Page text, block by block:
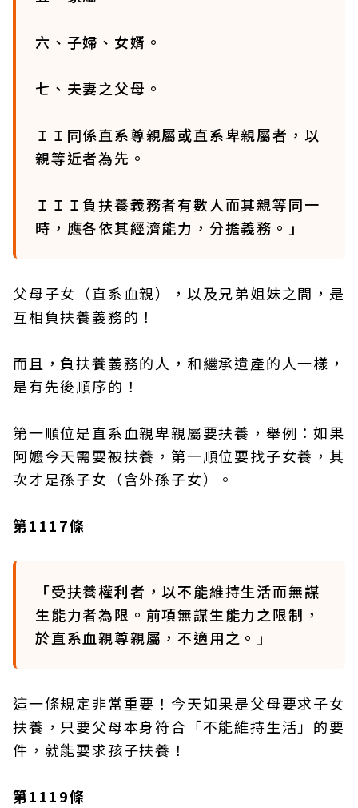
六、子婦、女婿。
七、夫妻之父母。
ＩＩ同係直系尊親屬或直系卑親屬者，以
親等近者為先。
ＩＩＩ負扶養義務者有數人而其親等同一
時，應各依其經濟能力，分擔義務。」
父母子女（直系血親），以及兄弟姐妹之間，是
互相負扶養義務的！
而且，負扶養義務的人，和繼承遺產的人一樣，
是有先後順序的！
第一順位是直系血親卑親屬要扶養，舉例：如果
阿嬤今天需要被扶養，第一順位要找子女養，其
次才是孫子女（含外孫子女）。
第1117條
「受扶養權利者，以不能維持生活而無謀
生能力者為限。前項無謀生能力之限制，
於直系血親尊親屬，不適用之。」
這一條規定非常重要！今天如果是父母要求子女
扶養，只要父母本身符合「不能維持生活」的要
件，就能要求孩子扶養！
第1119條